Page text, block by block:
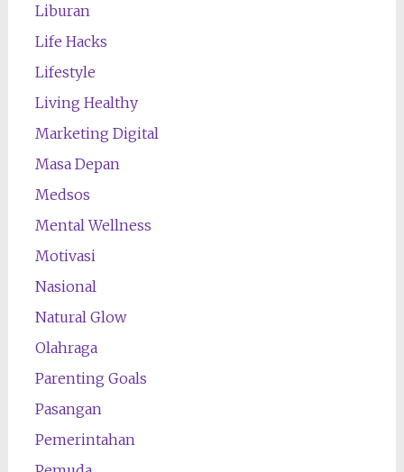
Liburan
Life Hacks
Lifestyle
Living Healthy
Marketing Digital
Masa Depan
Medsos
Mental Wellness
Motivasi
Nasional
Natural Glow
Olahraga
Parenting Goals
Pasangan
Pemerintahan